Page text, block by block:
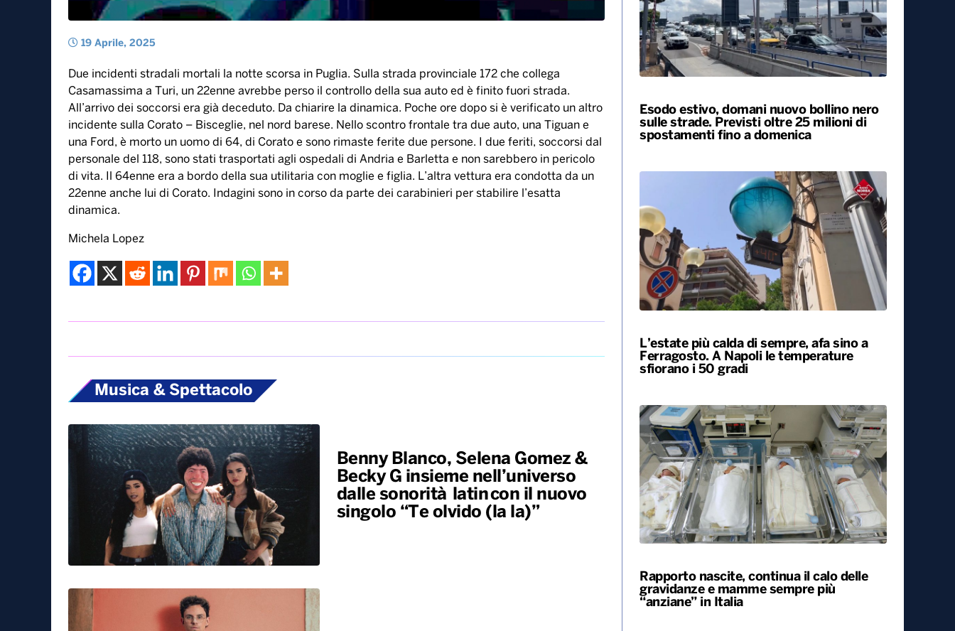
19 Aprile, 2025
Due incidenti stradali mortali la notte scorsa in Puglia. Sulla strada provinciale 172 che collega
Casamassima a Turi, un 22enne avrebbe perso il controllo della sua auto ed è finito fuori strada.
All’arrivo dei soccorsi era già deceduto. Da chiarire la dinamica. Poche ore dopo si è verificato un altro
incidente sulla Corato – Bisceglie, nel nord barese. Nello scontro frontale tra due auto, una Tiguan e
una Ford, è morto un uomo di 64, di Corato e sono rimaste ferite due persone. I due feriti, soccorsi dal
personale del 118, sono stati trasportati agli ospedali di Andria e Barletta e non sarebbero in pericolo
di vita. Il 64enne era a bordo della sua utilitaria con moglie e figlia. L’altra vettura era condotta da un
22enne anche lui di Corato. Indagini sono in corso da parte dei carabinieri per stabilire l’esatta
dinamica.
Michela Lopez
Musica & Spettacolo
Benny Blanco, Selena Gomez &
Becky G insieme nell’universo
dalle sonorità latin con il nuovo
singolo “Te olvido (la la)”
Esodo estivo, domani nuovo bollino nero
sulle strade. Previsti oltre 25 milioni di
spostamenti fino a domenica
L’estate più calda di sempre, afa sino a
Ferragosto. A Napoli le temperature
sfiorano i 50 gradi
Rapporto nascite, continua il calo delle
gravidanze e mamme sempre più
“anziane” in Italia